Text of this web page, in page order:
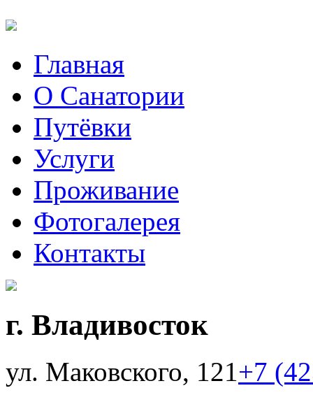
Главная
О Санатории
Путёвки
Услуги
Проживание
Фотогалерея
Контакты
г. Владивосток
ул. Маковского, 121+7